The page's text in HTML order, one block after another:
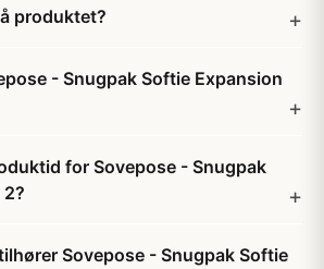
produktet?
- Snugpak Softie Expansion
for Sovepose - Snugpak
Sovepose - Snugpak Softie